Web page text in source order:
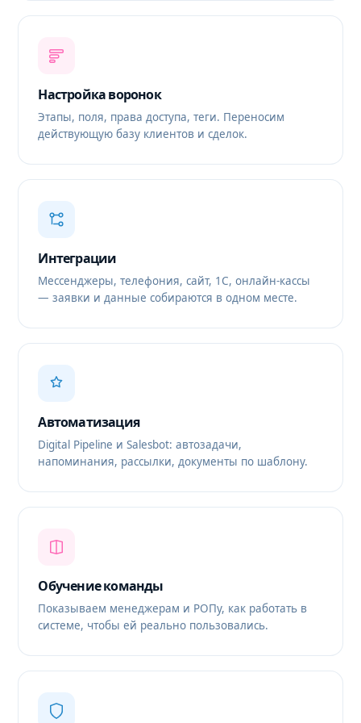
Настройка воронок
Этапы, поля, права доступа, теги. Переносим
действующую базу клиентов и сделок.
Интеграции
Мессенджеры, телефония, сайт, 1С, онлайн-кассы
— заявки и данные собираются в одном месте.
Автоматизация
Digital Pipeline и Salesbot: автозадачи,
напоминания, рассылки, документы по шаблону.
Обучение команды
Показываем менеджерам и РОПу, как работать в
системе, чтобы ей реально пользовались.